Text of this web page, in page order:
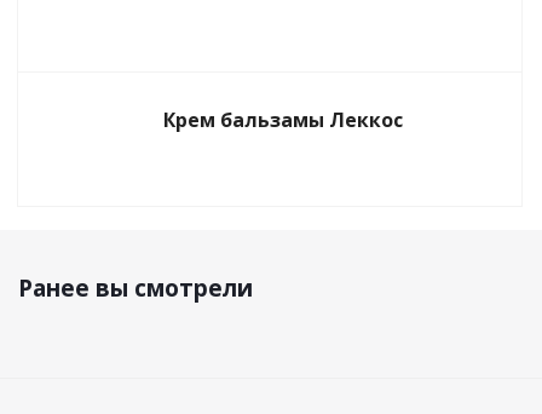
Крем бальзамы Леккос
Ранее вы смотрели